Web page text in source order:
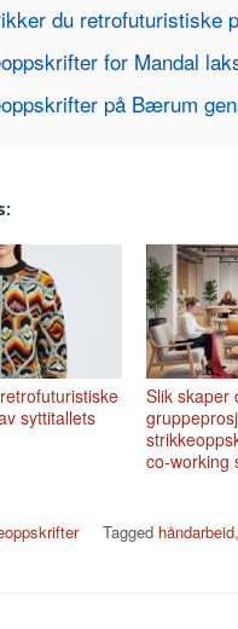
du retrofuturistiske
for Mandal
på Bærum
syttitallets
Slik skaper
co-working
Tagged håndarbeid,